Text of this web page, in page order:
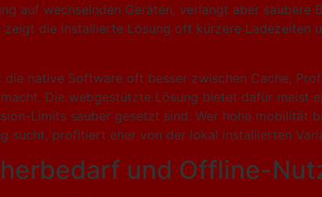
auf wechselnden Geräten, verlangt aber
zeigt die installierte Lösung oft kürzere Ladezeiten
native Software oft besser zwischen Cache,
Die webgestützte Lösung bietet dafür meist
Limits sauber gesetzt sind. Wer hohe
sucht, profitiert eher von der lokal installierten
und Offline-